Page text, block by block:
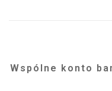
Wspólne konto